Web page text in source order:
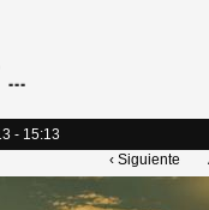
- 15:13
‹ Siguiente